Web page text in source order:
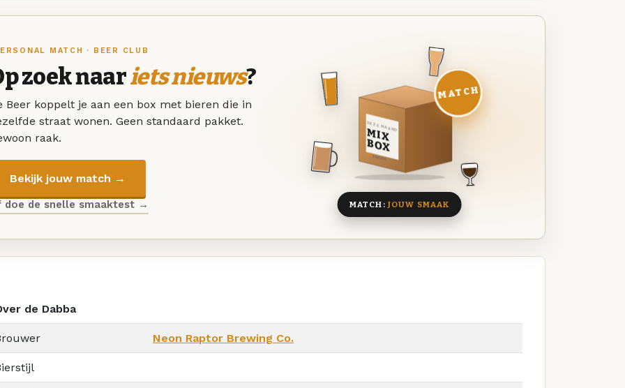
MATCH · BEER CLUB
zoek naariets nieuws?
Beer koppelt je aan een box met bieren die in
straat wonen. Geen standaard pakket.
raak.
Bekijk jouw match →
doe de snelle smaaktest →
DEZE MAAND
MIX
BOX
8 BIEREN
MATCH
MATCH: JOUW SMAAK
de Dabba
Neon Raptor Brewing Co.